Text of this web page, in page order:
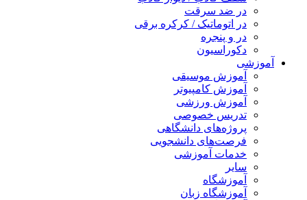
در ضد سرقت
در اتوماتیک / کرکره برقی
در و پنجره
دکوراسیون
آموزشی
آموزش موسیقی
آموزش کامپیوتر
آموزش ورزشی
تدریس خصوصی
پروژه‌های دانشگاهی
فرصت‌های دانشجویی
خدمات آموزشی
سایر
آموزشگاه
آموزشگاه زبان